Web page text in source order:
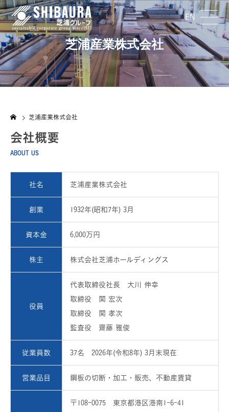
EN
COMPANY
GROUP
グループ会社紹介
お知らせ
芝浦産業株式会社
芝浦産業株式会社
会社概要
ABOUT US
社名 芝浦産業株式会社
創業 1932年(昭和7年) 3月
資本金 6,000万円
株主 株式会社芝浦ホールディングス
役員
代表取締役社長 大川 伸幸
取締役 関 宏次
取締役 関 孝次
監査役 齋藤 雅俊
従業員数 37名 2026年(令和8年) 3月末現在
営業品目 鋼板の切断・加工・販売、不動産賃貸
〒108-0075 東京都港区港南1-6-41